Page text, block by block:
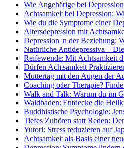
Wie Angehörige bei
Achtsamkeit bei Depression:
Wie du die Symptome einer
Altersdepression mit
Depression in der Beziehung:
Natürliche Antidepressiva –
Reifewende: Mit Achtsamkeit
Dürfen Achtsamkeit
Muttertag mit den Augen der
Coaching oder Therapie?
Walk and Talk: Warum du im
Waldbaden: Entdecke die
Buddhistische Psychologie:
Tiefes Zuhören statt Reden:
Yutori: Stress reduzieren auf
Achtsamkeit als Basis einer